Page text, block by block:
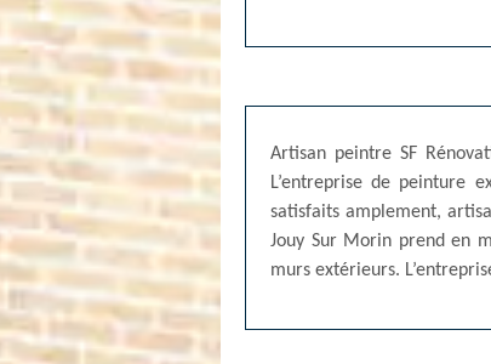
Artisan peintre SF
L’entreprise de peinture
satisfaits amplement,
Jouy Sur Morin prend en
murs extérieurs.